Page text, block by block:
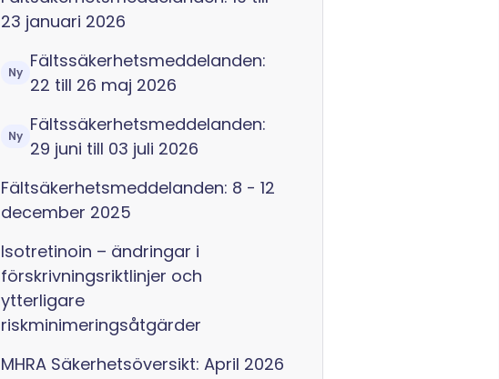
23 januari 2026
Ny
Fältssäkerhetsmeddelanden:
22 till 26 maj 2026
Ny
Fältssäkerhetsmeddelanden:
29 juni till 03 juli 2026
Fältsäkerhetsmeddelanden: 8 - 12
december 2025
Isotretinoin – ändringar i
förskrivningsriktlinjer och
ytterligare
riskminimeringsåtgärder
MHRA Säkerhetsöversikt: April 2026